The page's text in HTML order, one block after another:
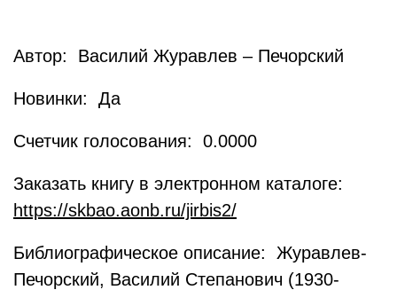
Автор: Василий Журавлев – Печорский
Новинки: Да
Счетчик голосования: 0.0000
Заказать книгу в электронном каталоге:
https://skbao.aonb.ru/jirbis2/
Библиографическое описание: Журавлев-
Печорский, Василий Степанович (1930-